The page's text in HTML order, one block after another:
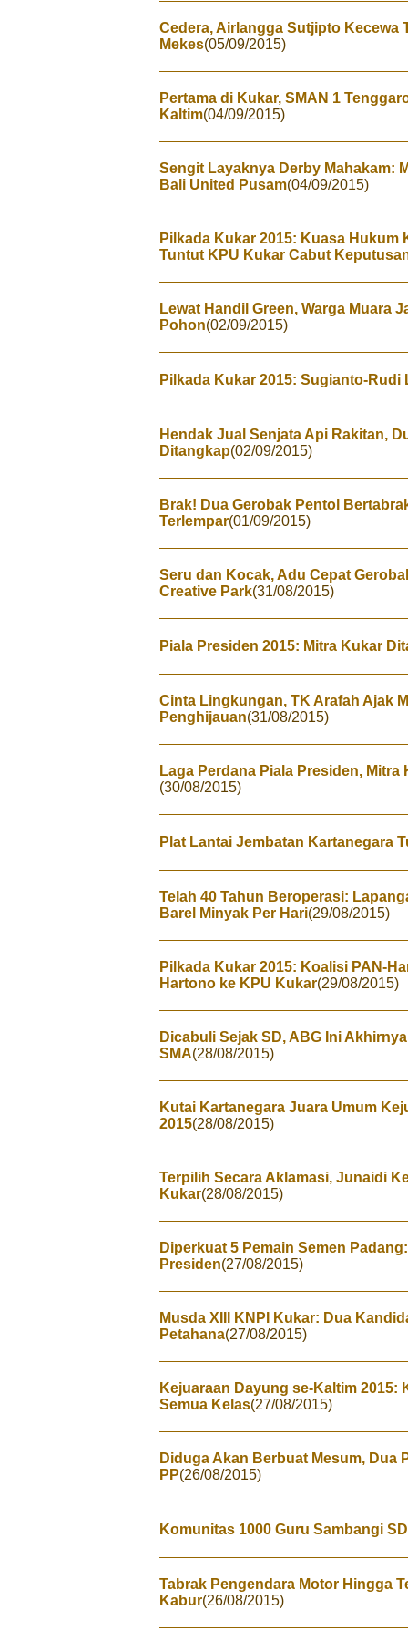
Cedera, Airlangga Sutjipto Kecewa
Mekes(05/09/2015)
Pertama di Kukar, SMAN 1
Kaltim(04/09/2015)
Sengit Layaknya Derby Mahakam:
Bali United Pusam(04/09/2015)
Pilkada Kukar 2015: Kuasa
Tuntut KPU Kukar Cabut
Lewat Handil Green, Warga Muara
Pohon(02/09/2015)
Pilkada Kukar 2015: Sugianto-Rudi
Hendak Jual Senjata Api Rakitan,
Ditangkap(02/09/2015)
Brak! Dua Gerobak Pentol
Terlempar(01/09/2015)
Seru dan Kocak, Adu Cepat
Creative Park(31/08/2015)
Piala Presiden 2015: Mitra Kukar
Cinta Lingkungan, TK Arafah Ajak
Penghijauan(31/08/2015)
Laga Perdana Piala Presiden,
(30/08/2015)
Plat Lantai Jembatan Kartanegara
Telah 40 Tahun Beroperasi:
Barel Minyak Per Hari(29/08/2015)
Pilkada Kukar 2015: Koalisi PAN-
Hartono ke KPU Kukar(29/08/2015)
Dicabuli Sejak SD, ABG Ini
SMA(28/08/2015)
Kutai Kartanegara Juara Umum
2015(28/08/2015)
Terpilih Secara Aklamasi, Junaidi
Kukar(28/08/2015)
Diperkuat 5 Pemain Semen
Presiden(27/08/2015)
Musda XIII KNPI Kukar: Dua
Petahana(27/08/2015)
Kejuaraan Dayung se-Kaltim 2015:
Semua Kelas(27/08/2015)
Diduga Akan Berbuat Mesum, Dua
PP(26/08/2015)
Komunitas 1000 Guru Sambangi
Tabrak Pengendara Motor Hingga
Kabur(26/08/2015)